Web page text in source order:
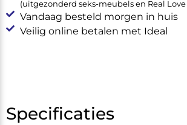
(uitgezonderd seks-meubels en Real Love
Vandaag besteld morgen in huis
Veilig online betalen met Ideal
Specificaties